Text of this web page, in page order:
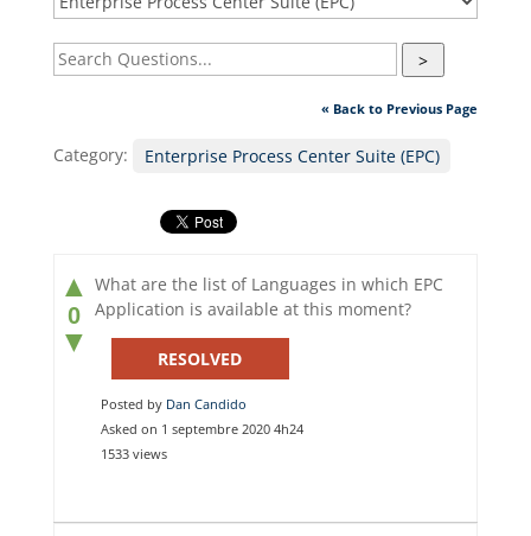
>
« Back to Previous Page
Category: Enterprise Process Center Suite (EPC)
▲
0
▼
What are the list of Languages in which EPC
Application is available at this moment?
RESOLVED
Posted by Dan Candido
Asked on 1 septembre 2020 4h24
1533 views